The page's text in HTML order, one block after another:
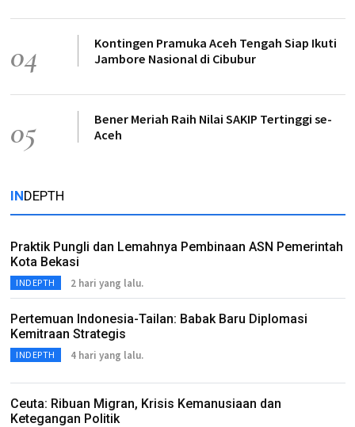
04
Kontingen Pramuka Aceh Tengah Siap Ikuti
Jambore Nasional di Cibubur
05
Bener Meriah Raih Nilai SAKIP Tertinggi se-
Aceh
INDEPTH
Praktik Pungli dan Lemahnya Pembinaan ASN Pemerintah
Kota Bekasi
INDEPTH 2 hari yang lalu.
Pertemuan Indonesia-Tailan: Babak Baru Diplomasi
Kemitraan Strategis
INDEPTH 4 hari yang lalu.
Ceuta: Ribuan Migran, Krisis Kemanusiaan dan
Ketegangan Politik